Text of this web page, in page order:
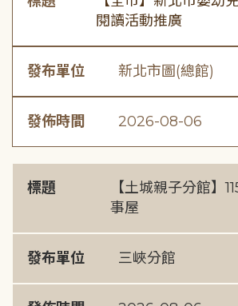
閱讀活動推廣
發布單位 新北市圖(總館)
發佈時間 2026-08-06
標題
【土城親子分館】
事屋
發布單位 三峽分館